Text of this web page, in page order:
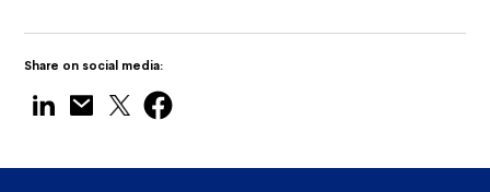
Share on social media: